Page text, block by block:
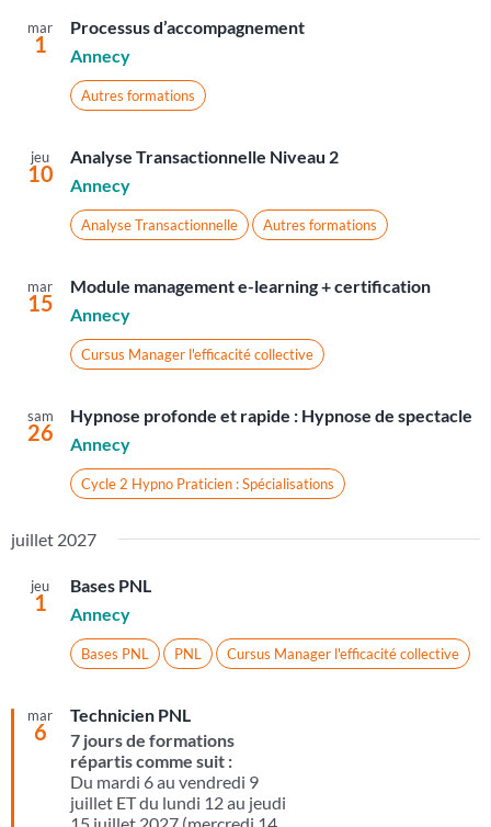
mar
1
Processus d’accompagnement
Annecy
Autres formations
jeu
10
Analyse Transactionnelle Niveau 2
Annecy
Analyse Transactionnelle Autres formations
mar
15
Module management e-learning + certification
Annecy
Cursus Manager l'efficacité collective
sam
26
Hypnose profonde et rapide : Hypnose de spectacle
Annecy
Cycle 2 Hypno Praticien : Spécialisations
juillet 2027
jeu
1
Bases PNL
Annecy
Bases PNL PNL Cursus Manager l'efficacité collective
mar
6
Technicien PNL
7 jours de formations
répartis comme suit :
Du mardi 6 au vendredi 9
juillet ET du lundi 12 au jeudi